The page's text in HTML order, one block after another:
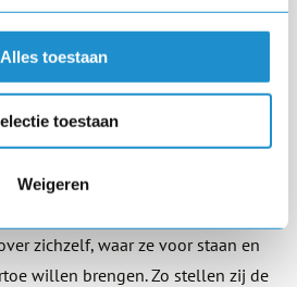
Alles toestaan
toestaan
Weigeren
en organiseerde een speech
fractievoorzitters –Mark Rutte
Femke Halsema (GroenLinks) en
– in uitgaansgelegenheid
Het werd een groot succes, maar de
op. Dit zal de volgende keer
zichzelf, waar ze voor staan en
willen brengen. Zo stellen zij de